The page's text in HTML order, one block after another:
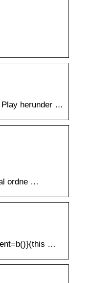
Play herunder …
ordne …
…